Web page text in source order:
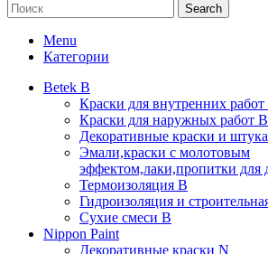
Search
Menu
Категории
Betek B
Краски для внутренних работ
Краски для наружных работ B
Декоративные краски и
Эмали,краски с молотовым
эффектом,лаки,пропитки для
Термоизоляция В
Гидроизоляция и
Сухие смеси B
Nippon Paint
Декоративные краски N